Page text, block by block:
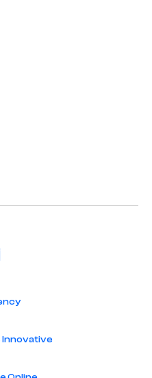
Innovative